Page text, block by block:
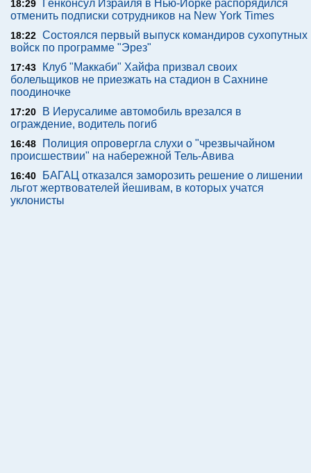
18:29
Генконсул Израиля в Нью-Йорке распорядился
отменить подписки сотрудников на New York Times
18:22 Состоялся первый выпуск командиров сухопутных
войск по программе "Эрез"
17:43
Клуб "Маккаби" Хайфа призвал своих
болельщиков не приезжать на стадион в Сахнине
поодиночке
17:20
В Иерусалиме автомобиль врезался в
ограждение, водитель погиб
16:48
Полиция опровергла слухи о "чрезвычайном
происшествии" на набережной Тель-Авива
16:40
БАГАЦ отказался заморозить решение о лишении
льгот жертвователей йешивам, в которых учатся
уклонисты